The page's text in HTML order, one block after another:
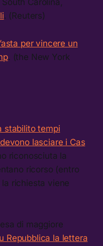
Carolina,
. (Reuters)
per vincere un
. (the New York
stabilito tempi
lasciare i Cas
riconosciuta la
ricorso (entro
richiesta viene
di maggiore
Repubblica la lettera